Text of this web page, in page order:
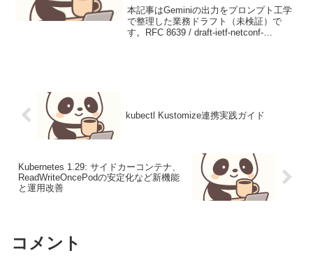
とブローカー統合
本記事はGeminiの出力をプロンプト工学
で整理した業務ドラフト（未検証）で
す。RFC 8639 / draft-ietf-netconf-
kubectl Kustomize連携実践ガイド
Kubernetes 1.29: サイドカーコンテナ、
ReadWriteOncePodの安定化など新機能
と運用改善
コメント